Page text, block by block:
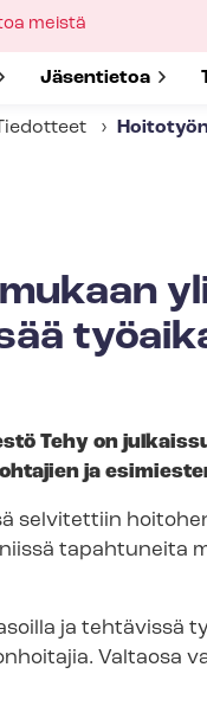
for
Show submenu
Jäsentietoa
meistä
Tehy on
ja
selvitettiin
tapahtuneita
ja tehtävissä
Valtaosa